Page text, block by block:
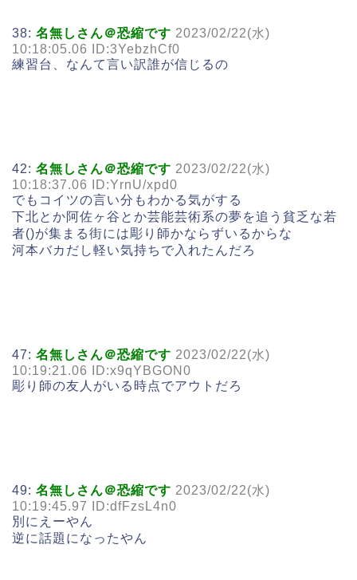
38: 名無しさん＠恐縮です 2023/02/22(水)
10:18:05.06 ID:3YebzhCf0
練習台、なんて言い訳誰が信じるの
42: 名無しさん＠恐縮です 2023/02/22(水)
10:18:37.06 ID:YrnU/xpd0
でもコイツの言い分もわかる気がする
下北とか阿佐ヶ谷とか芸能芸術系の夢を追う貧乏な若
者()が集まる街には彫り師かならずいるからな
河本バカだし軽い気持ちで入れたんだろ
47: 名無しさん＠恐縮です 2023/02/22(水)
10:19:21.06 ID:x9qYBGON0
彫り師の友人がいる時点でアウトだろ
49: 名無しさん＠恐縮です 2023/02/22(水)
10:19:45.97 ID:dfFzsL4n0
別にえーやん
逆に話題になったやん